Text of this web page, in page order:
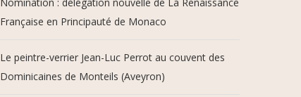
Française en Principauté de Monaco
Le peintre-verrier Jean-Luc Perrot au couvent des
Dominicaines de Monteils (Aveyron)